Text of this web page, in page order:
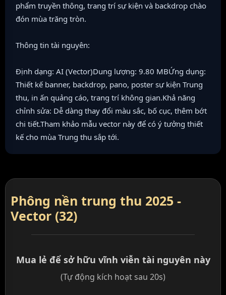
phẩm truyền thông, trang trí sự kiện và backdrop chào
đón mùa trăng tròn.
Thông tin tài nguyên:
Định dạng: AI (Vector)Dung lượng: 9.80 MBỨng dụng:
Thiết kế banner, backdrop, pano, poster sự kiện Trung
thu, in ấn quảng cáo, trang trí không gian.Khả năng
chỉnh sửa: Dễ dàng thay đổi màu sắc, bố cục, thêm bớt
chi tiết.Tham khảo mẫu vector này để có ý tưởng thiết
kế cho mùa Trung thu sắp tới.
Phông nền trung thu 2025 -
Vector (32)
Mua lẻ để sở hữu vĩnh viễn tài nguyên này
(Tự động kích hoạt sau 20s)